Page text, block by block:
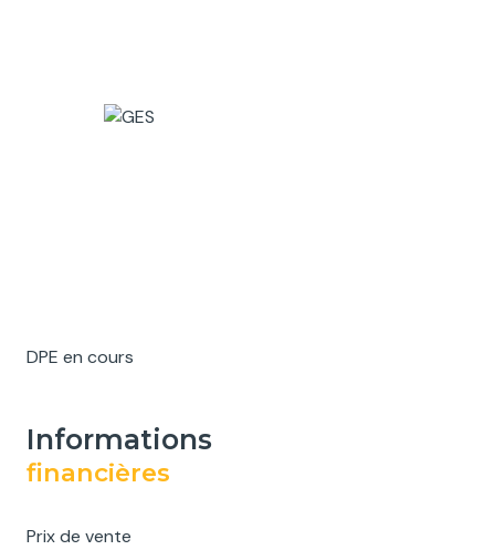
DPE en cours
informations
financières
Prix de vente